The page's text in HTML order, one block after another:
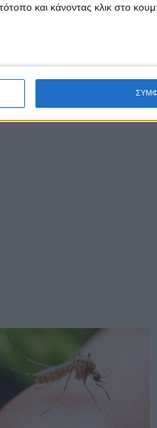
και κάνοντας κλικ στο
της Θεσσαλίας
ΕΠΟΜΕΝΟ ΑΡΘΡΟ